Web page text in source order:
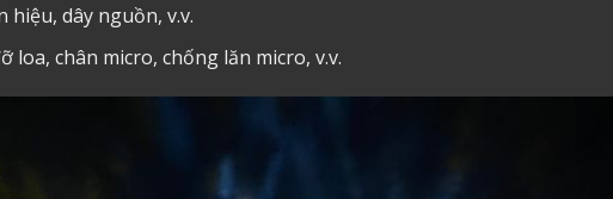
hiệu, dây nguồn, v.v.
loa, chân micro, chống lăn micro, v.v.